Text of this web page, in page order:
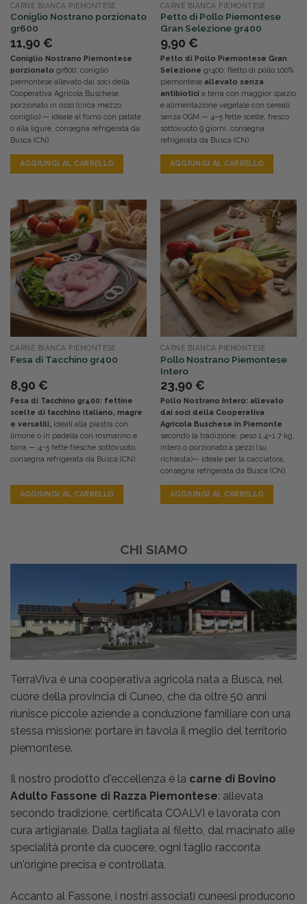
CARNE BIANCA PIEMONTESE
Coniglio Nostrano porzionato
gr600
11,90 €
Coniglio Nostrano Piemontese
porzionato gr600: coniglio
piemontese allevato dai soci della
Cooperativa Agricola Buschese,
porzionato in osso (circa mezzo
coniglio) — ideale al forno con patate
o alla ligure, consegna refrigerata da
Busca (CN).
AGGIUNGI AL CARRELLO
CARNE BIANCA PIEMONTESE
Petto di Pollo Piemontese
Gran Selezione gr400
9,90 €
Petto di Pollo Piemontese Gran
Selezione gr400: filetto di pollo 100%
piemonteseallevato senza
antibiotici a terra con maggior spazio
e alimentazione vegetale con cereali
senza OGM — 4–5 fette scelte, fresco
sottovuoto 9 giorni, consegna
refrigerata da Busca (CN).
AGGIUNGI AL CARRELLO
CARNE BIANCA PIEMONTESE
Fesa di Tacchino gr400
8,90 €
Fesa di Tacchino gr400: fettine
scelte di tacchino italiano, magre
e versatili, ideali alla piastra con
limone o in padella con rosmarino e
birra — 4-5 fette fresche sottovuoto,
consegna refrigerata da Busca (CN).
AGGIUNGI AL CARRELLO
CARNE BIANCA PIEMONTESE
Pollo Nostrano Piemontese
Intero
23,90 €
Pollo Nostrano Intero: allevato
dai soci della Cooperativa
Agricola Buschese in Piemonte
secondo la tradizione, peso 1,4–1,7 kg,
intero o porzionato a pezzi (su
richiesta)— ideale per la cacciatora,
consegna refrigerata da Busca (CN).
AGGIUNGI AL CARRELLO
CHI SIAMO
TerraViva è una cooperativa agricola nata a Busca, nel
cuore della provincia di Cuneo, che da oltre 50 anni
riunisce piccole aziende a conduzione familiare con una
stessa missione: portare in tavola il meglio del territorio
piemontese.
Il nostro prodotto d'eccellenza è la carne di Bovino
Adulto Fassone di Razza Piemontese: allevata
secondo tradizione, certificata COALVI e lavorata con
cura artigianale. Dalla tagliata al filetto, dal macinato alle
specialità pronte da cuocere, ogni taglio racconta
un'origine precisa e controllata.
Accanto al Fassone, i nostri associati cuneesi producono